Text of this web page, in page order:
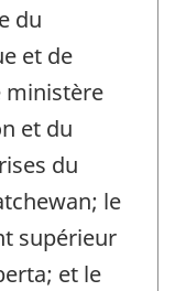
du
et de
et du
du
le
supérieur
et le